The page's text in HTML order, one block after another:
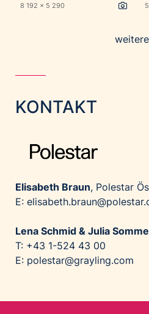
8 192 x 5 290
KONTAKT
Elisabeth Braun, Polestar
E:
Lena Schmid & Julia
T: +43 1-524 43 00
E: polestar@grayling.com